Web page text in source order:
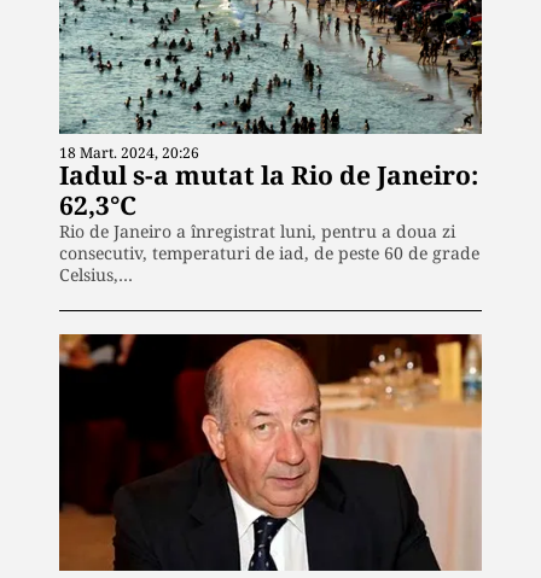
18 Mart. 2024, 20:26
Iadul s-a mutat la Rio de Janeiro:
62,3°C
Rio de Janeiro a înregistrat luni, pentru a doua zi
consecutiv, temperaturi de iad, de peste 60 de grade
Celsius,…